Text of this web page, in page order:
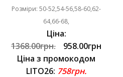
Розміри: 50-52,54-56,58-60,62-
64,66-68,
Ціна:
1368.00грн.
958.00грн
Ціна з промокодом
LITO26: 758грн.